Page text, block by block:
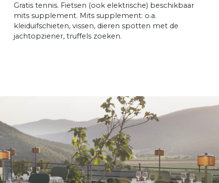
Gratis tennis. Fietsen (ook elektrische) beschikbaar
mits supplement. Mits supplement: o.a.
kleiduifschieten, vissen, dieren spotten met de
jachtopziener, truffels zoeken.